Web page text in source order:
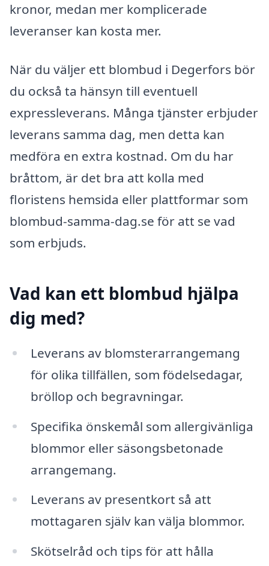
kronor, medan mer komplicerade
leveranser kan kosta mer.
När du väljer ett blombud i Degerfors bör
du också ta hänsyn till eventuell
expressleverans. Många tjänster erbjuder
leverans samma dag, men detta kan
medföra en extra kostnad. Om du har
bråttom, är det bra att kolla med
floristens hemsida eller plattformar som
blombud-samma-dag.se för att se vad
som erbjuds.
Vad kan ett blombud hjälpa
dig med?
Leverans av blomsterarrangemang
för olika tillfällen, som födelsedagar,
bröllop och begravningar.
Specifika önskemål som allergivänliga
blommor eller säsongsbetonade
arrangemang.
Leverans av presentkort så att
mottagaren själv kan välja blommor.
Skötselråd och tips för att hålla